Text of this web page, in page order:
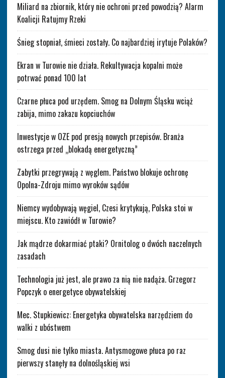
Miliard na zbiornik, który nie ochroni przed powodzią? Alarm
Koalicji Ratujmy Rzeki
Śnieg stopniał, śmieci zostały. Co najbardziej irytuje Polaków?
Ekran w Turowie nie działa. Rekultywacja kopalni może
potrwać ponad 100 lat
Czarne płuca pod urzędem. Smog na Dolnym Śląsku wciąż
zabija, mimo zakazu kopciuchów
Inwestycje w OZE pod presją nowych przepisów. Branża
ostrzega przed „blokadą energetyczną”
Zabytki przegrywają z węglem. Państwo blokuje ochronę
Opolna-Zdroju mimo wyroków sądów
Niemcy wydobywają węgiel, Czesi krytykują, Polska stoi w
miejscu. Kto zawiódł w Turowie?
Jak mądrze dokarmiać ptaki? Ornitolog o dwóch naczelnych
zasadach
Technologia już jest, ale prawo za nią nie nadąża. Grzegorz
Popczyk o energetyce obywatelskiej
Mec. Stupkiewicz: Energetyka obywatelska narzędziem do
walki z ubóstwem
Smog dusi nie tylko miasta. Antysmogowe płuca po raz
pierwszy stanęły na dolnośląskiej wsi